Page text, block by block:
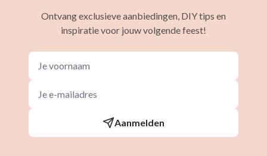
Ontvang exclusieve aanbiedingen, DIY tips en
inspiratie voor jouw volgende feest!
Aanmelden